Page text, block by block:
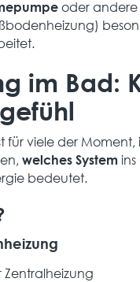
oder andere
im Bad:
für viele der
welches System
bedeutet.
Zentralheizung